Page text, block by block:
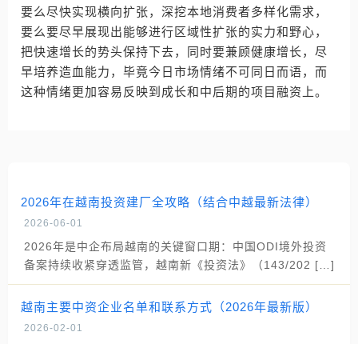
要么尽快实现横向扩张，深挖本地消费者多样化需求，
要么要尽早展现出能够进行区域性扩张的实力和野心，
把快速增长的势头保持下去，同时要兼顾健康增长，尽
早培养造血能力，毕竟今日市场情绪不可同日而语，而
这种情绪更加容易反映到成长和中后期的项目融资上。
2026年在越南投资建厂全攻略（结合中越最新法律）
2026-06-01
2026年是中企布局越南的关键窗口期：中国ODI境外投资
备案持续收紧穿透监管，越南新《投资法》（143/202 […]
越南主要中资企业名单和联系方式（2026年最新版）
2026-02-01